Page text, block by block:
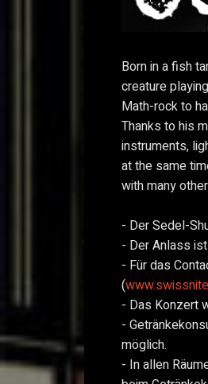
Born in a fish
creature
Math-rock to
Thanks to his
instruments,
at the same
with many
- Der Sedel-
- Der Anlass
- Für das
(
- Das Konzert
-
möglich.
- In allen